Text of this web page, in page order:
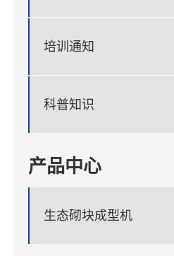
培训通知
科普知识
产品中心
生态砌块成型机